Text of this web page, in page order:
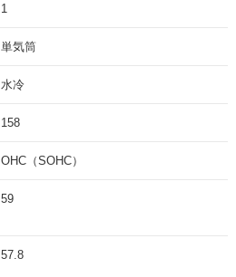
1
単気筒
水冷
158
OHC（SOHC）
59
57.8